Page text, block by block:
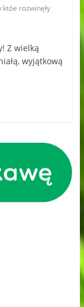
rozwinęły
Z wielką
wyjątkową